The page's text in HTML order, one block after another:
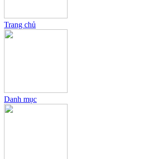
Trang chủ
Danh mục